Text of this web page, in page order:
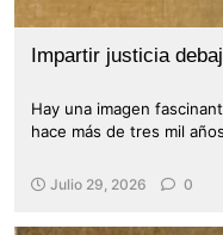
Impartir justicia
Hay una imagen
hace más de tres mil
Julio 29, 2026 0